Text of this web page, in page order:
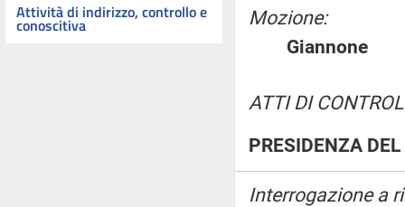
Attività di indirizzo, controllo e
conoscitiva
Mozione:
Giannone
ATTI DI
PRESIDENZA
Interrogazione a